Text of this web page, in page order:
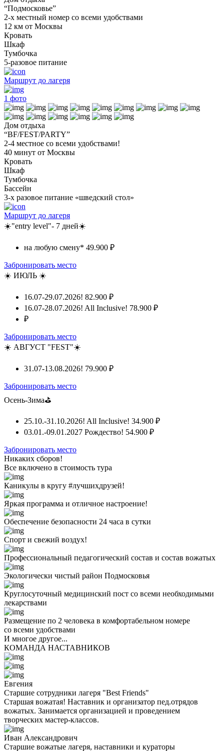
“Подмосковье”
2-х местный номер со всеми удобствами
12 км от Москвы
Кровать
Шкаф
Тумбочка
5-разовое питание
Маршрут до лагеря
1 фото
Дом отдыха
“BF/FEST/PARTY”
2-4 местное со всеми удобствами!
40 минут от Москвы
Кровать
Шкаф
Тумбочка
Бассейн
3-х разовое питание «шведский стол»
Маршрут до лагеря
☀️"entry level"- 7 дней☀️
на любую смену* 49.900 ₽
Забронировать место
☀️ ИЮЛЬ ☀️
16.07-29.07.2026! 82.900 ₽
16.07-28.07.2026! All Inclusive! 78.900 ₽
₽
Забронировать место
☀️ АВГУСТ "FEST"☀️
31.07-13.08.2026! 79.900 ₽
Забронировать место
Осень-Зима⛳
25.10.-31.10.2026! All Inclusive! 34.900 ₽
03.01.-09.01.2027 Рождество! 54.900 ₽
Забронировать место
Никаких сборов!
Все включено в стоимость тура
Каникулы в кругу #лучшихдрузей!
Яркая программа и отличное настроение!
Обеспечение безопасности 24 часа в сутки
Спорт и свежий воздух!
Профессиональный педагогический состав и состав вожатых
Экологически чистый район Подмосковья
Круглосуточный медицинский пост со всеми необходимыми
лекарствами
Размещение по 2 человека в комфортабельном номере
со всеми удобствами
И многое другое...
КОМАНДА НАСТАВНИКОВ
Евгения
Старшие сотрудники лагеря "Best Friends"
Старшая вожатая! Наставник и организатор пед.отрядов
вожатых. Занимается организацией и проведением
творческих мастер-классов.
Иван Александрович
Старшие вожатые лагеря, наставники и кураторы